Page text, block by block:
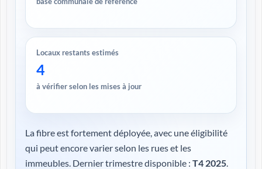
Locaux restants estimés
4
à vérifier selon les mises à jour
La fibre est fortement déployée, avec une éligibilité
qui peut encore varier selon les rues et les
immeubles. Dernier trimestre disponible : T4 2025.